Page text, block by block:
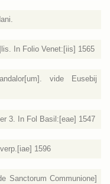
In Folio Venet:[iis] 1565
vide Eusebij
3. In Fol Basil:[eae] 1547
1596
Sanctorum Communione]